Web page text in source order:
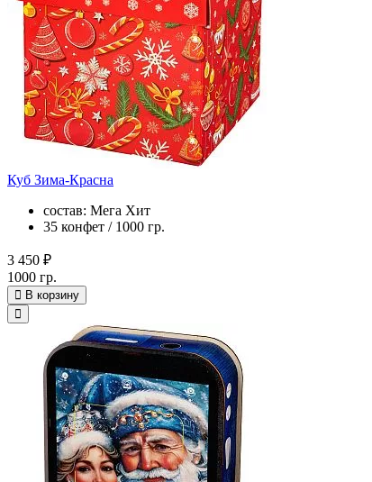
Куб Зима-Красна
состав: Мега Хит
35 конфет / 1000 гр.
3 450 ₽
1000 гр.
В корзину